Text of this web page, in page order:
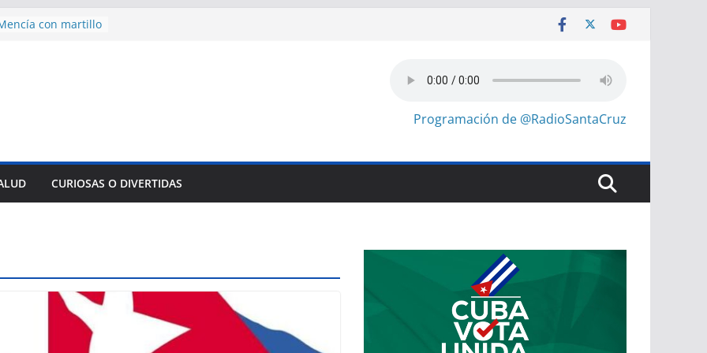
con martillo
contra Irán le
en su propio
de Derechos
Cuba
para importar
Programación de @RadioSantaCruz
CURIOSAS O DIVERTIDAS